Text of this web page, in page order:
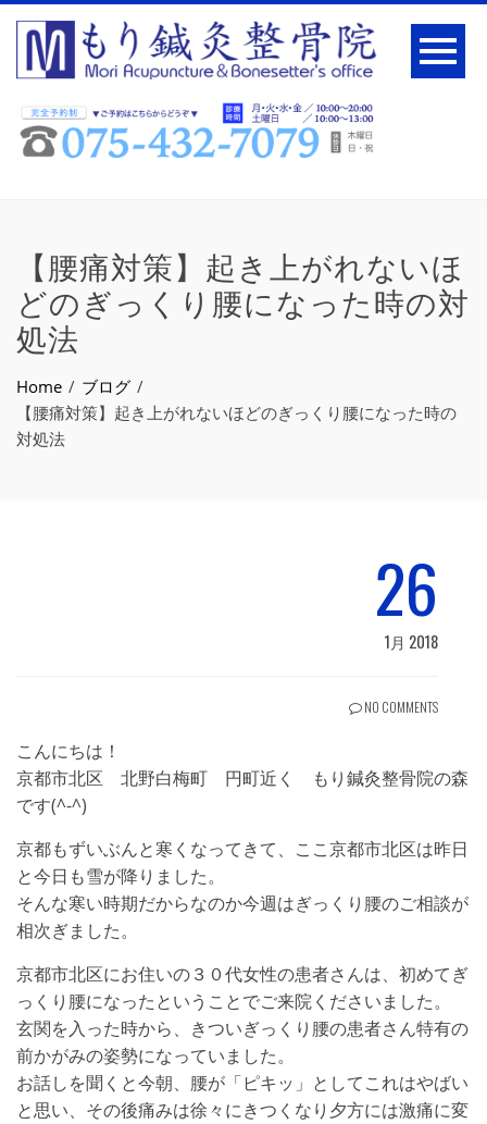
【腰痛対策】起き上がれないほ
どのぎっくり腰になった時の対
処法
Home
ブログ
【腰痛対策】起き上がれないほどのぎっくり腰になった時の
対処法
26
1月 2018
NO COMMENTS
こんにちは！
京都市北区 北野白梅町 円町近く もり鍼灸整骨院の森
です(^-^)
京都もずいぶんと寒くなってきて、ここ京都市北区は昨日
と今日も雪が降りました。
そんな寒い時期だからなのか今週はぎっくり腰のご相談が
相次ぎました。
京都市北区にお住いの３０代女性の患者さんは、初めてぎ
っくり腰になったということでご来院くださいました。
玄関を入った時から、きついぎっくり腰の患者さん特有の
前かがみの姿勢になっていました。
お話しを聞くと今朝、腰が「ピキッ」としてこれはやばい
と思い、その後痛みは徐々にきつくなり夕方には激痛に変